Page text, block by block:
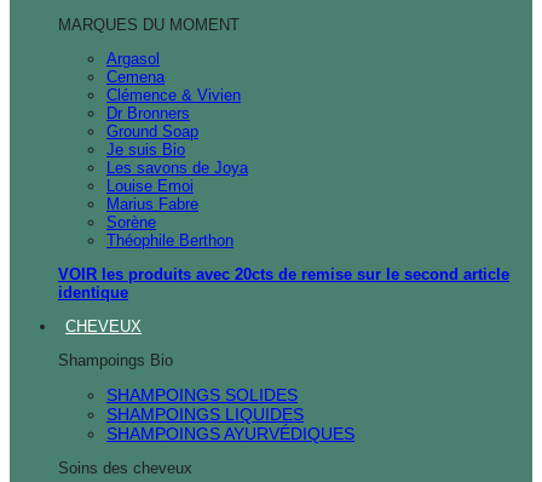
MARQUES DU MOMENT
Argasol
Cemena
Clémence & Vivien
Dr Bronners
Ground Soap
Je suis Bio
Les savons de Joya
Louise Emoi
Marius Fabre
Sorène
Théophile Berthon
VOIR les produits avec 20cts de remise sur le second article
identique
CHEVEUX
Shampoings Bio
SHAMPOINGS SOLIDES
SHAMPOINGS LIQUIDES
SHAMPOINGS AYURVÉDIQUES
Soins des cheveux